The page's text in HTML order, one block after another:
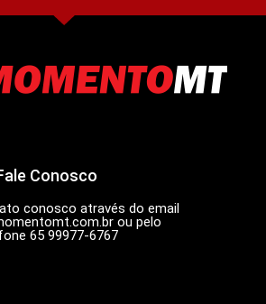
Conosco
conosco através do email
ou pelo
65 99977-6767